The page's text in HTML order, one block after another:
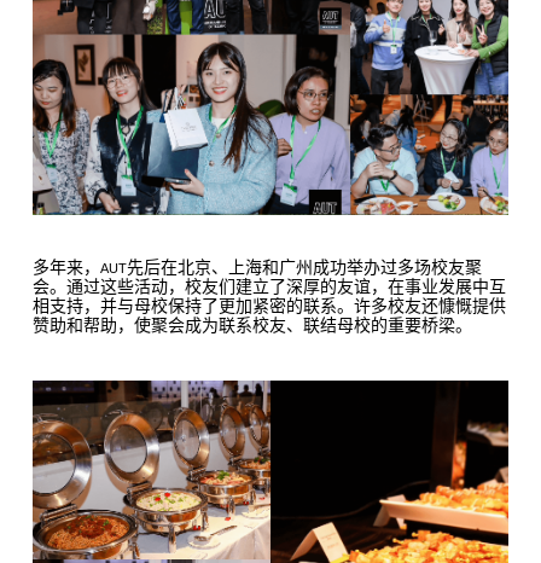
多年来， AUT先后在北京、上海和广州成功举办过多场校友聚
会。通过这些活动，校友们建立了深厚的友谊，在事业发展中互
相支持，并与母校保持了更加紧密的联系。许多校友还慷慨提供
赞助和帮助，使聚会成为联系校友、联结母校的重要桥梁。